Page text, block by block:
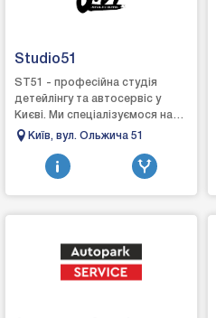
Studio51
ST51 - професійна студія
детейлінгу та автосервіс у
Києві. Ми спеціалізуємося на
комплексному догляді, захисті
Київ, вул. Ольжича 51